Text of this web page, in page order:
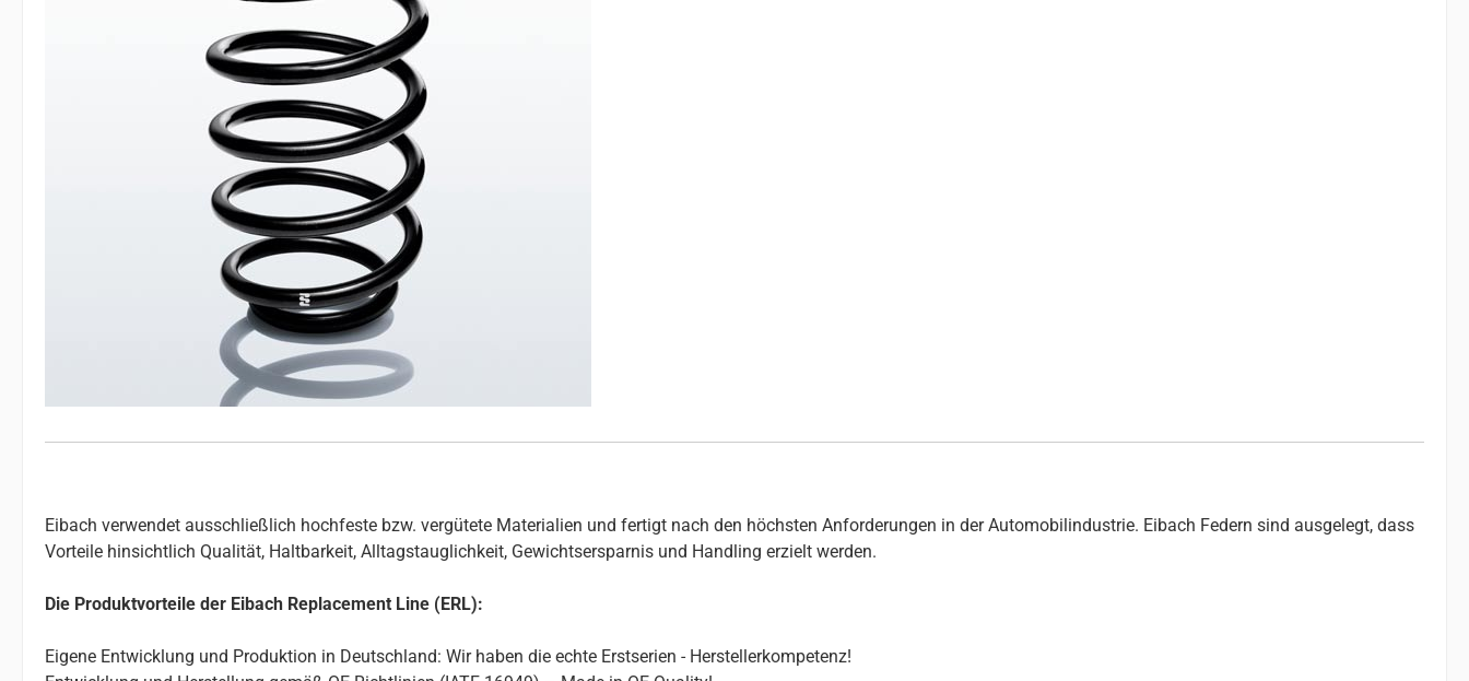
Eibach verwendet ausschließlich hochfeste bzw. vergütete Materialien und fertigt nach den höchsten Anforderungen in der Automobilindustrie. Eibach Federn sind ausgelegt, dass
Vorteile hinsichtlich Qualität, Haltbarkeit, Alltagstauglichkeit, Gewichtsersparnis und Handling erzielt werden.
Die Produktvorteile der Eibach Replacement Line (ERL):
Eigene Entwicklung und Produktion in Deutschland: Wir haben die echte Erstserien - Herstellerkompetenz!